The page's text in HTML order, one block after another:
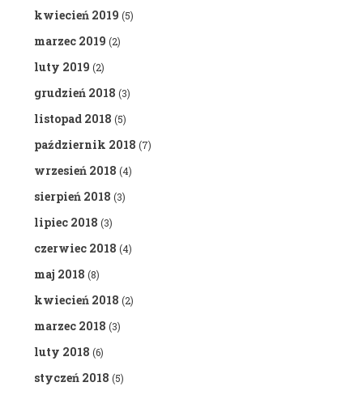
kwiecień 2019 (5)
marzec 2019 (2)
luty 2019 (2)
grudzień 2018 (3)
listopad 2018 (5)
październik 2018 (7)
wrzesień 2018 (4)
sierpień 2018 (3)
lipiec 2018 (3)
czerwiec 2018 (4)
maj 2018 (8)
kwiecień 2018 (2)
marzec 2018 (3)
luty 2018 (6)
styczeń 2018 (5)